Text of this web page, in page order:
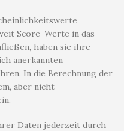
Score-Werte in das
haben sie ihre
anerkannten
In die Berechnung der
aber nicht
Daten jederzeit durch